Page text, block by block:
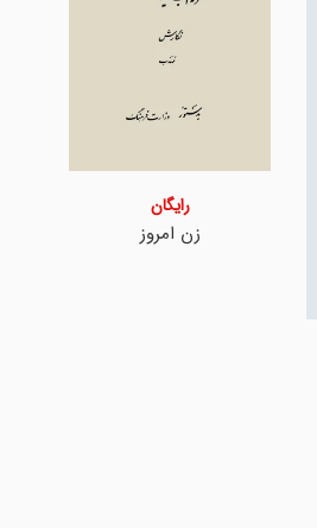
زن امروز
رایگان